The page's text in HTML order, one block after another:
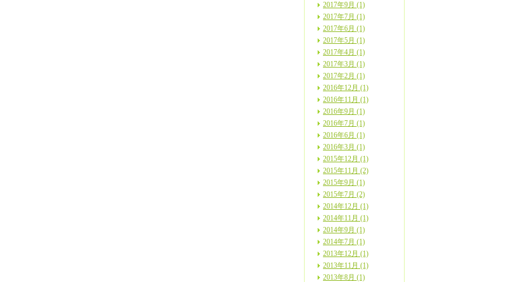
2017年9月 (1)
2017年7月 (1)
2017年6月 (1)
2017年5月 (1)
2017年4月 (1)
2017年3月 (1)
2017年2月 (1)
2016年12月 (1)
2016年11月 (1)
2016年9月 (1)
2016年7月 (1)
2016年6月 (1)
2016年3月 (1)
2015年12月 (1)
2015年11月 (2)
2015年9月 (1)
2015年7月 (2)
2014年12月 (1)
2014年11月 (1)
2014年9月 (1)
2014年7月 (1)
2013年12月 (1)
2013年11月 (1)
2013年8月 (1)